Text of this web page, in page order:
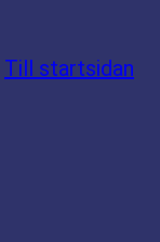
Till startsidan